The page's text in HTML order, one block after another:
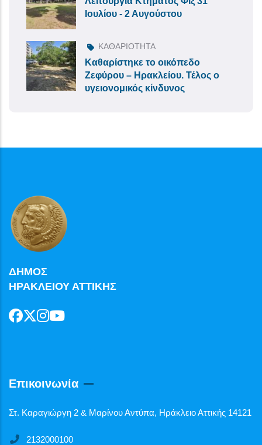
Ιουλίου - 2 Αυγούστου
ΚΑΘΑΡΙΟΤΗΤΑ
Καθαρίστηκε το οικόπεδο
Ζεφύρου – Ηρακλείου. Τέλος ο
υγειονομικός κίνδυνος
ΔΗΜΟΣ
ΗΡΑΚΛΕΙΟΥ ΑΤΤΙΚΗΣ
Επικοινωνία
Στ. Καραγιώργη 2 & Μαρίνου Αντύπα, Ηράκλειο Αττικής 14121
2132000100